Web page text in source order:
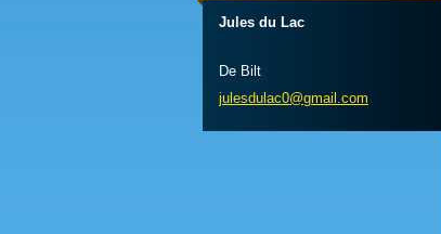
Jules du Lac
De Bilt
julesdul ac0@gmai l.com